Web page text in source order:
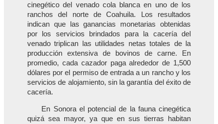
cinegético del venado cola blanca en uno de los
ranchos del norte de Coahuila. Los resultados
indican que las ganancias monetarias obtenidas
por los servicios brindados para la cacería del
venado triplican las utilidades netas totales de la
producción extensiva de bovinos de carne. En
promedio, cada cazador paga alrededor de 1,500
dólares por el permiso de entrada a un rancho y los
servicios de alojamiento, sin la garantía del éxito de
cacería.
En Sonora el potencial de la fauna cinegética
quizá sea mayor, ya que en sus tierras habitan